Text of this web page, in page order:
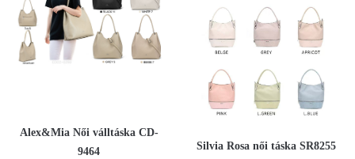
Alex&Mia Női válltáska CD-
9464
Silvia Rosa női táska SR8255